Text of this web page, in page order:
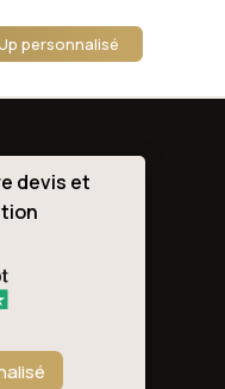
personnalisé
devis et